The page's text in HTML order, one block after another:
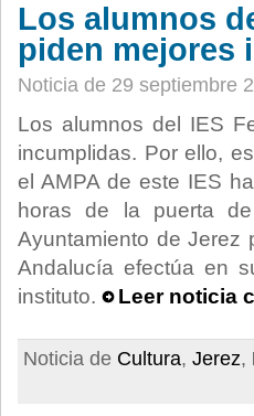
Los alumnos
piden mejores
Noticia de 29 septiembre
Los alumnos del IES
incumplidas. Por ello,
el AMPA de este IES
horas de la puerta
Ayuntamiento de Jerez
Andalucía efectúa en
instituto.
Leer noticia
Noticia de Cultura, Jerez,